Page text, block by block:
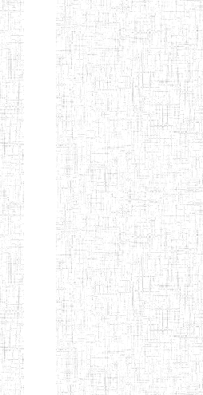
Etablissements
d'enseignement
normal
ENI
Chercher:
Effacer les filtres
Denomination
Type